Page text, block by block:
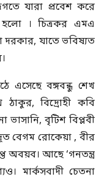
যারা প্রবেশ করে
। চিত্রকর এমএ
দরকার, যাতে ভবিষ্যত
এসেছে বঙ্গবন্ধু শেখ
ঠাকুর, বিদ্রোহী কবি
বৃটিশ বিপ্লবী
বেগম রোকেয়া , বীর
অবয়ব। আছে ‘গনতন্ত্র
মার্কসবাদী চেতনা